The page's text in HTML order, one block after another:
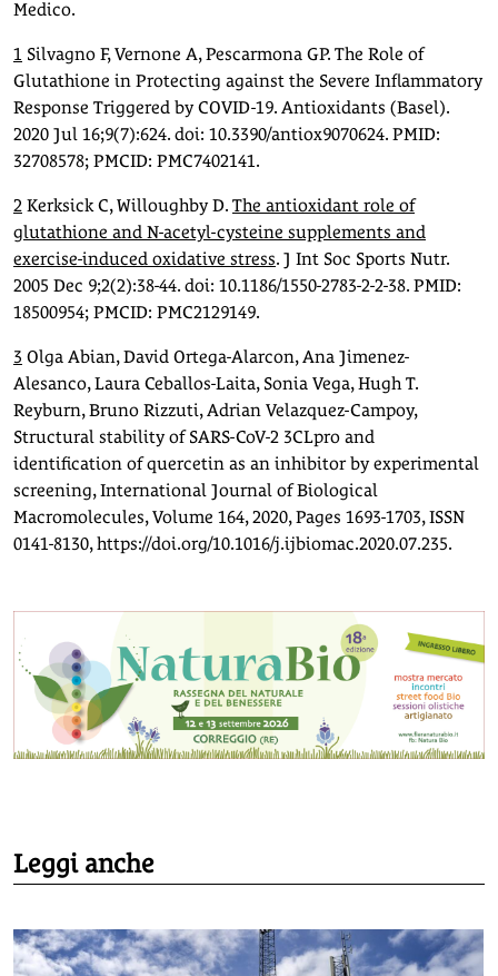
Medico.
1 Silvagno F, Vernone A, Pescarmona GP. The Role of
Glutathione in Protecting against the Severe Inflammatory
Response Triggered by COVID-19. Antioxidants (Basel).
2020 Jul 16;9(7):624. doi: 10.3390/antiox9070624. PMID:
32708578; PMCID: PMC7402141.
2 Kerksick C, Willoughby D. The antioxidant role of
glutathione and N-acetyl-cysteine supplements and
exercise-induced oxidative stress. J Int Soc Sports Nutr.
2005 Dec 9;2(2):38-44. doi: 10.1186/1550-2783-2-2-38. PMID:
18500954; PMCID: PMC2129149.
3 Olga Abian, David Ortega-Alarcon, Ana Jimenez-
Alesanco, Laura Ceballos-Laita, Sonia Vega, Hugh T.
Reyburn, Bruno Rizzuti, Adrian Velazquez-Campoy,
Structural stability of SARS-CoV-2 3CLpro and
identification of quercetin as an inhibitor by experimental
screening, International Journal of Biological
Macromolecules, Volume 164, 2020, Pages 1693-1703, ISSN
0141-8130, https://doi.org/10.1016/j.ijbiomac.2020.07.235.
Leggi anche